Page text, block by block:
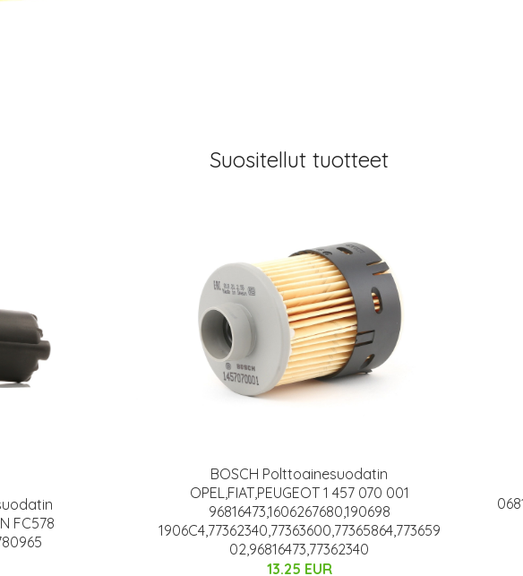
Suositellut tuotteet
FC578
BOSCH Polttoainesuodatin
OPEL,FIAT,PEUGEOT 1 457 070 001
96816473,1606267680,190698
1906C4,77362340,77363600,77365864,773659
02,96816473,77362340
13.25 EUR